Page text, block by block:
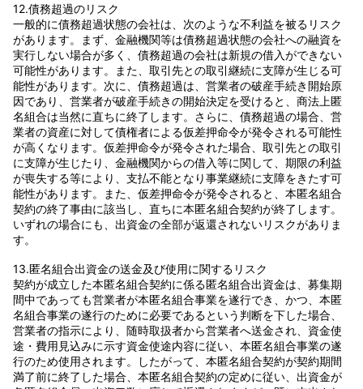
12.債務超過のリスク
一般的に債務超過状態の会社は、次のような不利益を被るリスク
があります。まず、金融機関等は債務超過状態の会社への融資を
実行しない場合が多く、債務超過の会社は新規の借入ができない
可能性があります。また、取引先との取引継続に支障が生じる可
能性があります。次に、債務超過は、営業者の破産手続き開始原
因であり、営業者が破産手続きの開始決定を受けると、商法上匿
名組合は当然に直ちに終了します。さらに、債務超過の場合、営
業者の資産に対して債権者による仮差押命令が発令される可能性
が高くなります。仮差押命令が発令された場合、取引先との取引
に支障が生じたり、金融機関からの借入等に関して、期限の利益
が喪失する等により、支払不能となり事業継続に支障をきたす可
能性があります。また、仮差押命令が発令されると、本匿名組合
契約の終了事由に該当し、直ちに本匿名組合契約が終了します。
いずれの場合にも、出資金の全部が返還されないリスクがありま
す。
13.匿名組合出資金の送金及び使用に関するリスク
契約が成立した本匿名組合契約に係る匿名組合出資金は、募集期
間中であっても営業者が本匿名組合事業を遂行でき、かつ、本匿
名組合事業の遂行のために必要であるという判断を下した場合、
営業者の指示により、随時取扱者から営業者へ送金され、資金使
途・費用見込みに示す資金使途内容に従い、本匿名組合事業の遂
行のため使用されます。したがって、本匿名組合契約が契約期間
満了前に終了した場合、本匿名組合契約の定めに従い、出資金が